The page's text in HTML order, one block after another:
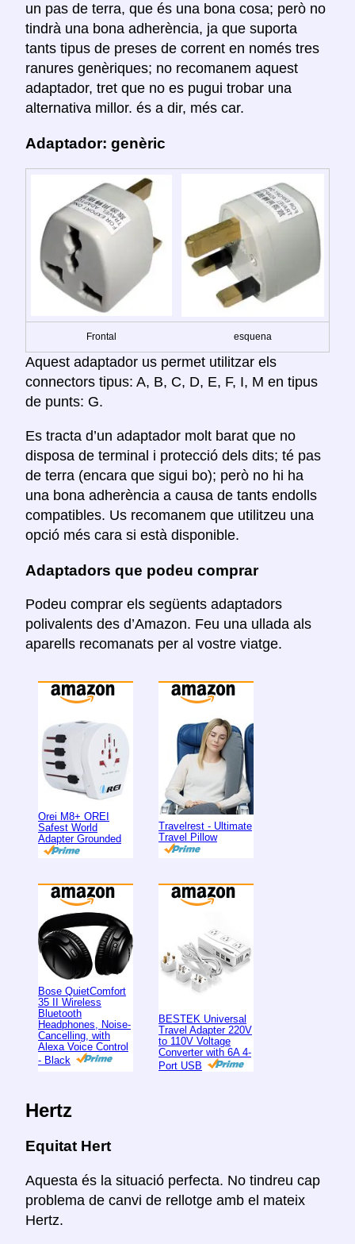
un pas de terra, que és una bona cosa; però no
tindrà una bona adherència, ja que suporta
tants tipus de preses de corrent en només tres
ranures genèriques; no recomanem aquest
adaptador, tret que no es pugui trobar una
alternativa millor. és a dir, més car.
Adaptador: genèric
Frontal esquena
Aquest adaptador us permet utilitzar els
connectors tipus: A, B, C, D, E, F, I, M en tipus
de punts: G.
Es tracta d’un adaptador molt barat que no
disposa de terminal i protecció dels dits; té pas
de terra (encara que sigui bo); però no hi ha
una bona adherència a causa de tants endolls
compatibles. Us recomanem que utilitzeu una
opció més cara si està disponible.
Adaptadors que podeu comprar
Podeu comprar els següents adaptadors
polivalents des d’Amazon. Feu una ullada als
aparells recomanats per al vostre viatge.
Orei M8+ OREI
Safest World
Adapter Grounded
Travelrest - Ultimate
Travel Pillow
Bose QuietComfort
35 II Wireless
Bluetooth
Headphones, Noise-
Cancelling, with
Alexa Voice Control
- Black
BESTEK Universal
Travel Adapter 220V
to 110V Voltage
Converter with 6A 4-
Port USB
Hertz
Equitat Hert
Aquesta és la situació perfecta. No tindreu cap
problema de canvi de rellotge amb el mateix
Hertz.